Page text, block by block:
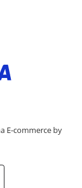
E-commerce by